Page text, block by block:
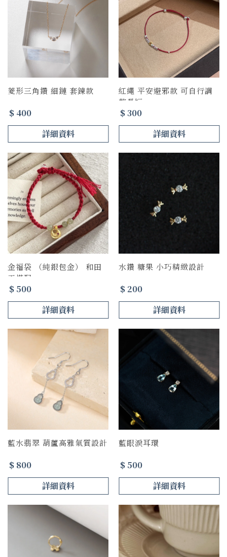
菱形三角鑽 細鏈 套鍊款
$ 400
詳細資料
紅繩 平安避邪款 可自行調
整長短
$ 300
詳細資料
金福袋 （純銀包金） 和田
玉搭配
$ 500
詳細資料
水鑽 糖果 小巧精緻設計
$ 200
詳細資料
藍水翡翠 葫蘆高雅氣質設計
$ 800
詳細資料
藍眼淚耳環
$ 500
詳細資料